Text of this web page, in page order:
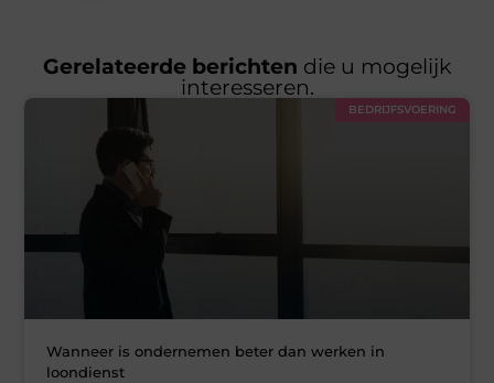
Gerelateerde berichten die u mogelijk
interesseren.
BEDRIJFSVOERING
Wanneer is ondernemen beter dan werken in
loondienst